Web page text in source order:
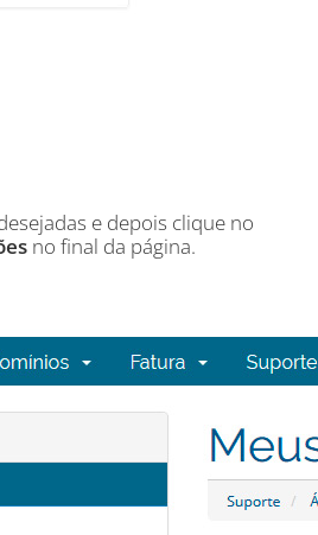
e depois clique no
no final da página.